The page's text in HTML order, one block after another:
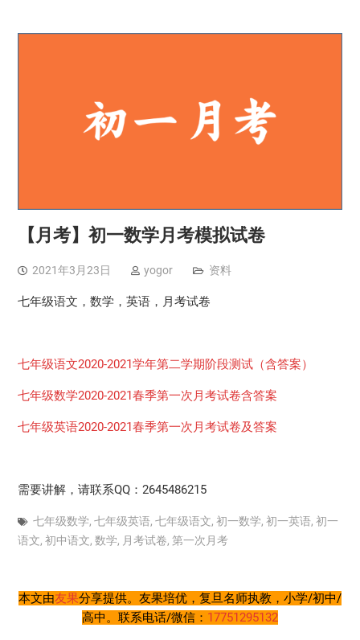
【月考】初一数学月考模拟试卷
2021年3月23日 yogor 资料
七年级语文，数学，英语，月考试卷
七年级语文2020-2021学年第二学期阶段测试（含答案）
七年级数学2020-2021春季第一次月考试卷含答案
七年级英语2020-2021春季第一次月考试卷及答案
需要讲解，请联系QQ：2645486215
七年级数学, 七年级英语, 七年级语文, 初一数学, 初一英语, 初一
语文, 初中语文, 数学, 月考试卷, 第一次月考
本文由友果分享提供。友果培优，复旦名师执教，小学/初中/
高中。联系电话/微信： 17751295132